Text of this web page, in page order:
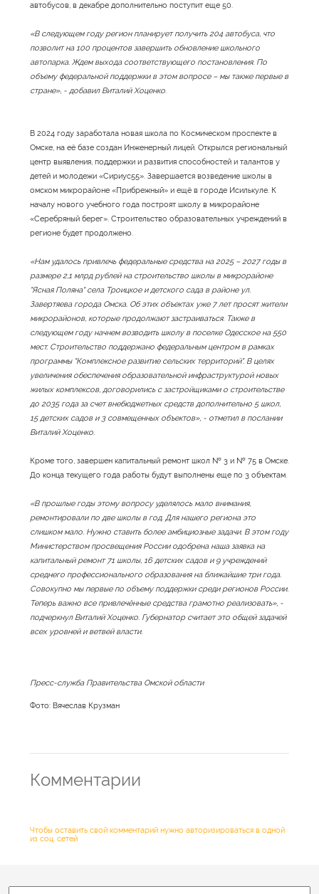
автобусов, в декабре дополнительно поступит еще 50.
«В следующем году регион планирует получить 204 автобуса, что
позволит на 100 процентов завершить обновление школьного
автопарка. Ждем выхода соответствующего постановления. По
объему федеральной поддержки в этом вопросе – мы также первые в
стране», - добавил Виталий Хоценко.
В 2024 году заработала новая школа по Космическом проспекте в
Омске, на её базе создан Инженерный лицей. Открылся региональный
центр выявления, поддержки и развития способностей и талантов у
детей и молодежи «Сириус55». Завершается возведение школы в
омском микрорайоне «Прибрежный» и ещё в городе Исилькуле. К
началу нового учебного года построят школу в микрорайоне
«Серебряный берег». Строительство образовательных учреждений в
регионе будет продолжено.
«Нам удалось привлечь федеральные средства на 2025 – 2027 годы в
размере 2,1 млрд рублей на строительство школы в микрорайоне
"Ясная Поляна" села Троицкое и детского сада в районе ул.
Завертяева города Омска. Об этих объектах уже 7 лет просят жители
микрорайонов, которые продолжают застраиваться. Также в
следующем году начнем возводить школу в поселке Одесское на 550
мест. Строительство поддержано федеральным центром в рамках
программы "Комплексное развитие сельских территорий". В целях
увеличения обеспечения образовательной инфраструктурой новых
жилых комплексов, договорились с застройщиками о строительстве
до 2035 года за счет внебюджетных средств дополнительно 5 школ,
15 детских садов и 3 совмещенных объектов», - отметил в послании
Виталий Хоценко.
Кроме того, завершен капитальный ремонт школ № 3 и № 75 в Омске.
До конца текущего года работы будут выполнены еще по 3 объектам.
«В прошлые годы этому вопросу уделялось мало внимания,
ремонтировали по две школы в год. Для нашего региона это
слишком мало. Нужно ставить более амбициозные задачи. В этом году
Министерством просвещения России одобрена наша заявка на
капитальный ремонт 71 школы, 16 детских садов и 9 учреждений
среднего профессионального образования на ближайшие три года.
Совокупно мы первые по объему поддержки среди регионов России.
Теперь важно все привлечённые средства грамотно реализовать», -
подчеркнул Виталий Хоценко. Губернатор считает это общей задачей
всех уровней и ветвей власти.
Пресс-служба Правительства Омской области
Фото: Вячеслав Крузман
Комментарии
Чтобы оставить свой комментарий нужно авторизироваться в одной
из соц. сетей